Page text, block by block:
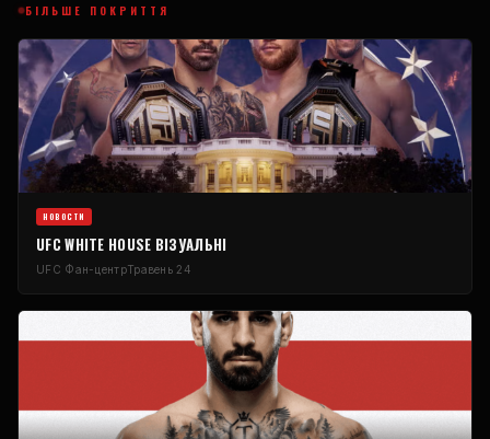
БІЛЬШЕ ПОКРИТТЯ
НОВОСТИ
UFC WHITE HOUSE ВІЗУАЛЬНІ
UFC Фан-центрТравень 24